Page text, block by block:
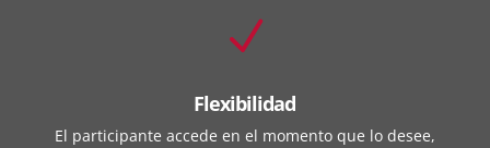
N
Flexibilidad
El participante accede en el momento que lo desee,